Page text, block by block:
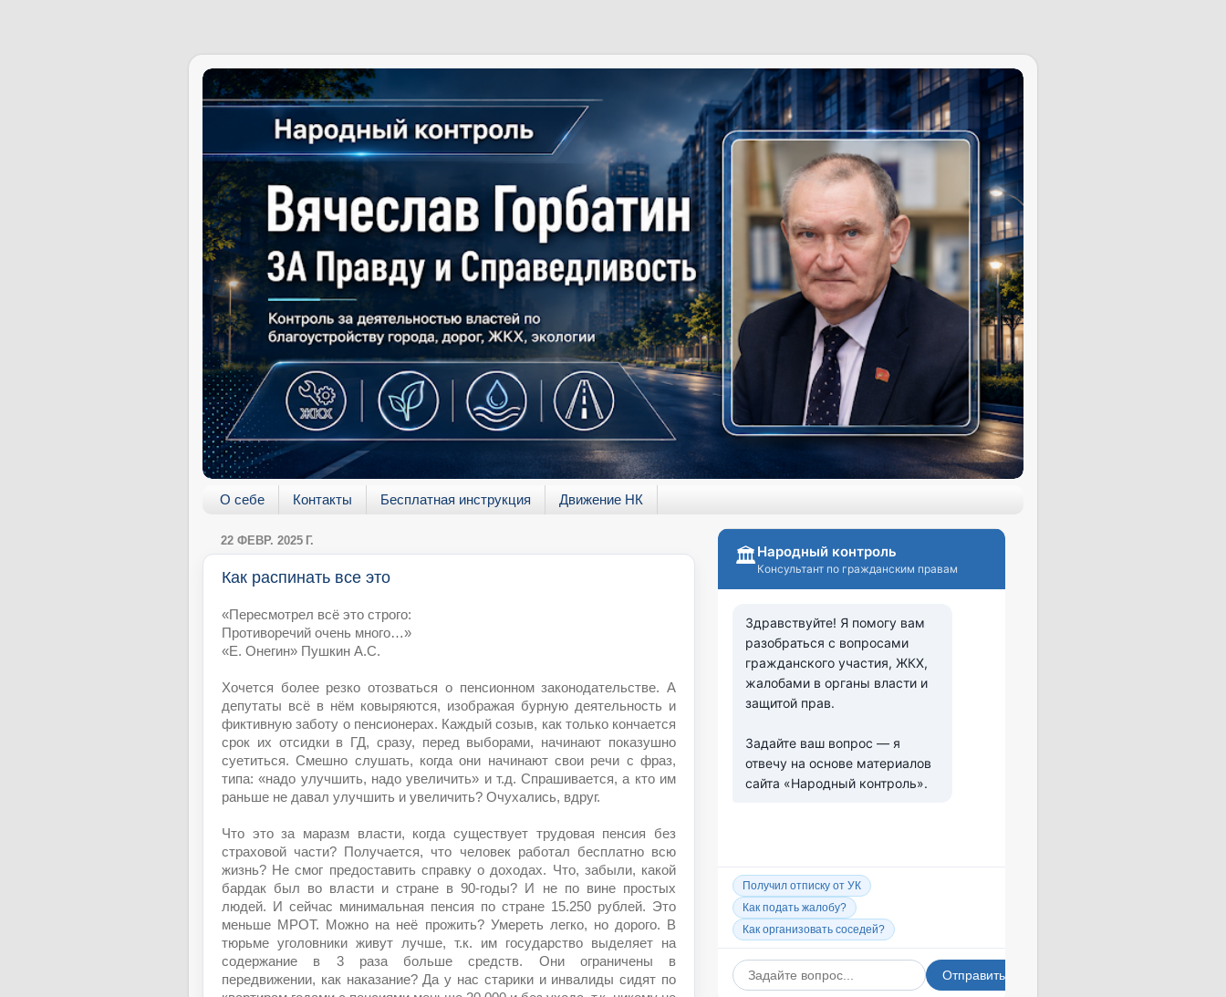
О себе Контакты Бесплатная инструкция Движение НК
22 ФЕВР. 2025 Г.
Как распинать все это
«Пересмотрел всё это строго:
Противоречий очень много…»
«Е. Онегин» Пушкин А.С.
Хочется более резко отозваться о пенсионном законодательстве. А
депутаты всё в нём ковыряются, изображая бурную деятельность и
фиктивную заботу о пенсионерах. Каждый созыв, как только кончается
срок их отсидки в ГД, сразу, перед выборами, начинают показушно
суетиться. Смешно слушать, когда они начинают свои речи с фраз,
типа: «надо улучшить, надо увеличить» и т.д. Спрашивается, а кто им
раньше не давал улучшить и увеличить? Очухались, вдруг.
Что это за маразм власти, когда существует трудовая пенсия без
страховой части? Получается, что человек работал бесплатно всю
жизнь? Не смог предоставить справку о доходах. Что, забыли, какой
бардак был во власти и стране в 90-годы? И не по вине простых
людей. И сейчас минимальная пенсия по стране 15.250 рублей. Это
меньше МРОТ. Можно на неё прожить? Умереть легко, но дорого. В
тюрьме уголовники живут лучше, т.к. им государство выделяет на
содержание в 3 раза больше средств. Они ограничены в
передвижении, как наказание? Да у нас старики и инвалиды сидят по